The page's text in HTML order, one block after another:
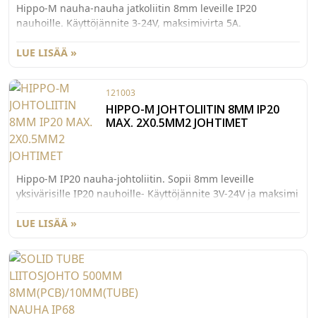
Hippo-M nauha-nauha jatkoliitin 8mm leveille IP20
nauhoille. Käyttöjännite 3-24V, maksimivirta 5A.
LUE LISÄÄ »
121003
HIPPO-M JOHTOLIITIN 8MM IP20
MAX. 2X0.5MM2 JOHTIMET
Hippo-M IP20 nauha-johtoliitin. Sopii 8mm leveille
yksivärisille IP20 nauhoille- Käyttöjännite 3V-24V ja maksimi
siihen voi laittaa asennusvaiiheessa sopivan mittaiset
Tarvittaessa jatkojohtoja voi ketjuttaa.
LUE LISÄÄ »